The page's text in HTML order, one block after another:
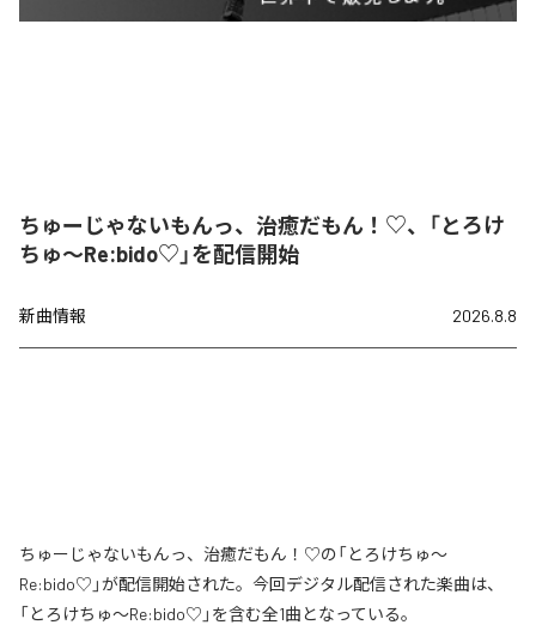
ちゅーじゃないもんっ、治癒だもん！♡、「とろけ
ちゅ〜Re:bido♡」を配信開始
新曲情報 2026.8.8
ちゅーじゃないもんっ、治癒だもん！♡の「とろけちゅ〜
Re:bido♡」が配信開始された。今回デジタル配信された楽曲は、
「とろけちゅ〜Re:bido♡」を含む全1曲となっている。